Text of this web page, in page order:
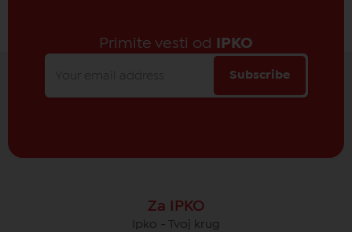
Primite vesti od IPKO
Subscribe
Za IPKO
Ipko - Tvoj krug